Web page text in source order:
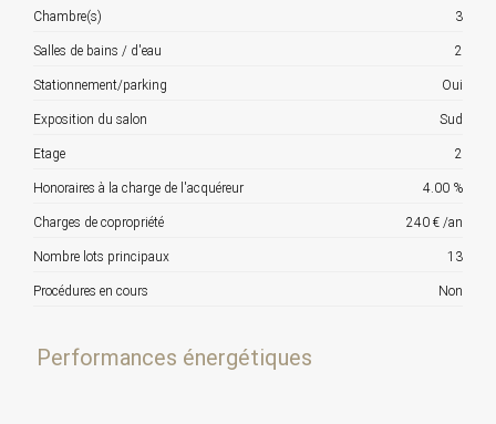
Chambre(s) 3
Salles de bains / d'eau 2
Stationnement/parking Oui
Exposition du salon Sud
Etage 2
Honoraires à la charge de l'acquéreur 4.00 %
Charges de copropriété 240 € /an
Nombre lots principaux 13
Procédures en cours Non
Performances énergétiques